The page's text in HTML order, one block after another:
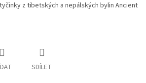
z tibetských a nepálských bylin Ancient
SDÍLET